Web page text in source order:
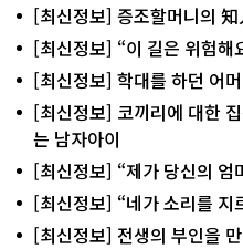
[최신정보] 증조할머니의
[최신정보] “이 길은 위험해
[최신정보] 학대를 하던 어
[최신정보] 코끼리에 대한
는 남자아이
[최신정보] “제가 당신의 엄
[최신정보] “네가 소리를
[최신정보] 전생의 부인을